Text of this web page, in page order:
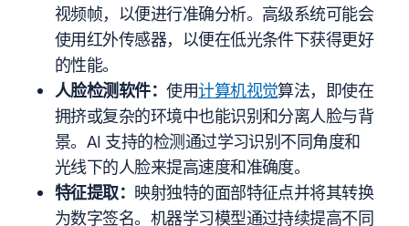
视频帧，以便进行准确分析。高级系统可能会
使用红外传感器，以便在低光条件下获得更好
的性能。
人脸检测软件：使用计算机视觉算法，即使在
拥挤或复杂的环境中也能识别和分离人脸与背
景。AI 支持的检测通过学习识别不同角度和
光线下的人脸来提高速度和准确度。
特征提取： 映射独特的面部特征点并将其转换
为数字签名。机器学习模型通过持续提高不同